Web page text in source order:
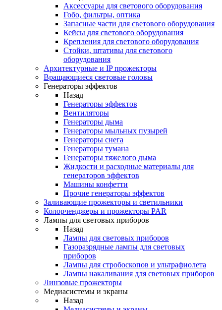
Аксессуары для светового оборудования
Гобо, фильтры, оптика
Запасные части для светового оборудования
Кейсы для светового оборудования
Крепления для светового оборудования
Стойки, штативы для светового
оборудования
Архитектурные и IP прожекторы
Вращающиеся световые головы
Генераторы эффектов
Назад
Генераторы эффектов
Вентиляторы
Генераторы дыма
Генераторы мыльных пузырей
Генераторы снега
Генераторы тумана
Генераторы тяжелого дыма
Жидкости и расходные материалы для
генераторов эффектов
Машины конфетти
Прочие генераторы эффектов
Заливающие прожекторы и светильники
Колорченджеры и прожекторы PAR
Лампы для световых приборов
Назад
Лампы для световых приборов
Газоразрядные лампы для световых
приборов
Лампы для стробоскопов и ультрафиолета
Лампы накаливания для световых приборов
Линзовые прожекторы
Медиасистемы и экраны
Назад